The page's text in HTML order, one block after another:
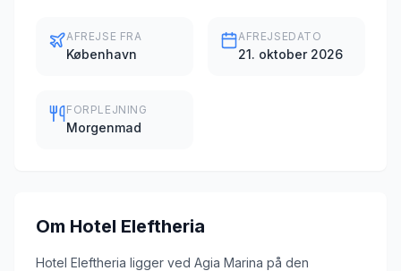
AFREJSE FRA
København
AFREJSEDATO
21. oktober 2026
FORPLEJNING
Morgenmad
Om Hotel Eleftheria
Hotel Eleftheria ligger ved Agia Marina på den